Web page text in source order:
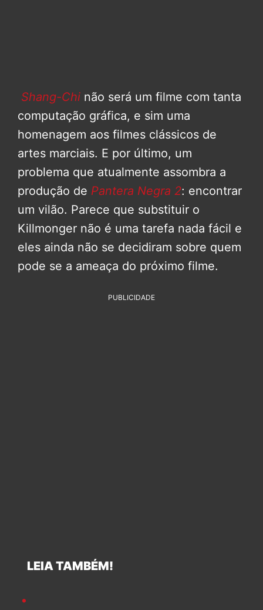
Shang-Chi não será um filme com tanta
computação gráfica, e sim uma
homenagem aos filmes clássicos de
artes marciais. E por último, um
problema que atualmente assombra a
produção de Pantera Negra 2: encontrar
um vilão. Parece que substituir o
Killmonger não é uma tarefa nada fácil e
eles ainda não se decidiram sobre quem
pode se a ameaça do próximo filme.
PUBLICIDADE
LEIA TAMBÉM!